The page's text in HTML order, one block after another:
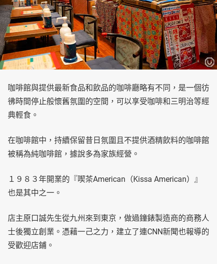
咖啡館與提供最新食品和飲品的咖啡廳略有不同，是一個彷
彿時間停止般懷舊氛圍的空間，可以享受咖啡和三明治等經
典輕食。
在咖啡館中，持續保留昔日氛圍且不提供酒精飲料的咖啡館
被稱為純咖啡館，據說多為家族經營。
１９８３年開業的『喫茶American（Kissa American）』
也是其中之一。
店主原口誠先生從九州來到東京，做過鐘錶製造商的商務人
士後獨立創業。憑藉一己之力，建立了連CNN新聞也報導的
受歡迎店鋪。